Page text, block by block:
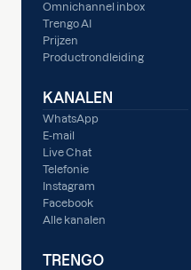
Omnichannel inbox
Trengo AI
Prijzen
Productrondleiding
KANALEN
WhatsApp
E-mail
Live Chat
Telefonie
Instagram
Facebook
Alle kanalen
TRENGO